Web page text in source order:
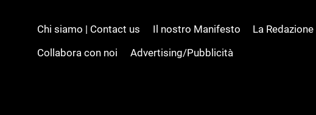
Chi siamo | Contact us Il nostro Manifesto
La Redazione
Collabora con noi
Advertising/Pubblicità